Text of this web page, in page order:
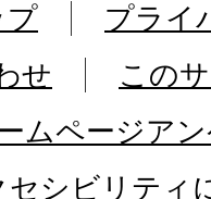
プ
プライ
せ
この
ムページア
セシビリティ